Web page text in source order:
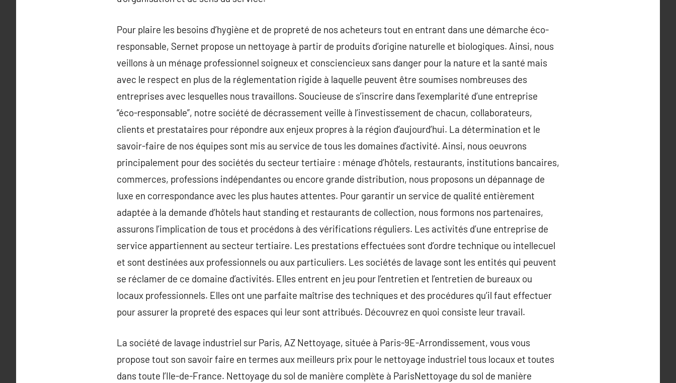
Pour plaire les besoins d’hygiène et de propreté de nos acheteurs tout en entrant dans une démarche éco-
responsable, Sernet propose un nettoyage à partir de produits d’origine naturelle et biologiques. Ainsi, nous
veillons à un ménage professionnel soigneux et consciencieux sans danger pour la nature et la santé mais
avec le respect en plus de la réglementation rigide à laquelle peuvent être soumises nombreuses des
entreprises avec lesquelles nous travaillons. Soucieuse de s’inscrire dans l’exemplarité d’une entreprise
“éco-responsable”, notre société de décrassement veille à l’investissement de chacun, collaborateurs,
clients et prestataires pour répondre aux enjeux propres à la région d’aujourd’hui. La détermination et le
savoir-faire de nos équipes sont mis au service de tous les domaines d’activité. Ainsi, nous oeuvrons
principalement pour des sociétés du secteur tertiaire : ménage d’hôtels, restaurants, institutions bancaires,
commerces, professions indépendantes ou encore grande distribution, nous proposons un dépannage de
luxe en correspondance avec les plus hautes attentes. Pour garantir un service de qualité entièrement
adaptée à la demande d’hôtels haut standing et restaurants de collection, nous formons nos partenaires,
assurons l’implication de tous et procédons à des vérifications réguliers. Les activités d’une entreprise de
service appartiennent au secteur tertiaire. Les prestations effectuées sont d’ordre technique ou intellecuel
et sont destinées aux professionnels ou aux particuliers. Les sociétés de lavage sont les entités qui peuvent
se réclamer de ce domaine d’activités. Elles entrent en jeu pour l’entretien et l’entretien de bureaux ou
locaux professionnels. Elles ont une parfaite maîtrise des techniques et des procédures qu’il faut effectuer
pour assurer la propreté des espaces qui leur sont attribués. Découvrez en quoi consiste leur travail.
La société de lavage industriel sur Paris, AZ Nettoyage, située à Paris-9E-Arrondissement, vous vous
propose tout son savoir faire en termes aux meilleurs prix pour le nettoyage industriel tous locaux et toutes
dans toute l’Ile-de-France. Nettoyage du sol de manière complète à ParisNettoyage du sol de manière